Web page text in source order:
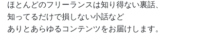
ほとんどのフリーランスは知り得ない裏話、
知ってるだけで損しない小話など
ありとあらゆるコンテンツをお届けします。